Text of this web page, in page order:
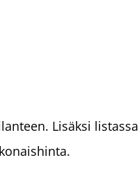
Lisäksi listassa